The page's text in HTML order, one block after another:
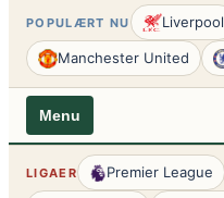
POPULÆRT NU Liverpool
Manchester United
Menu
LIGAER Premier League